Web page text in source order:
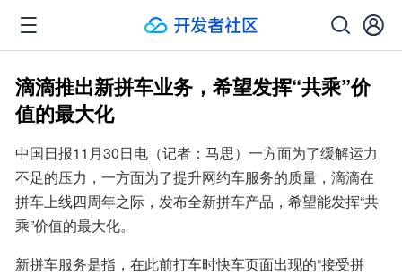
滴滴推出新拼车业务，希望发挥“共乘”价
值的最大化
中国日报11月30日电（记者：马思）一方面为了缓解运力
不足的压力，一方面为了提升网约车服务的质量，滴滴在
拼车上线四周年之际，发布全新拼车产品，希望能发挥“共
乘”价值的最大化。
新拼车服务是指，在此前打车时快车页面出现的“接受拼